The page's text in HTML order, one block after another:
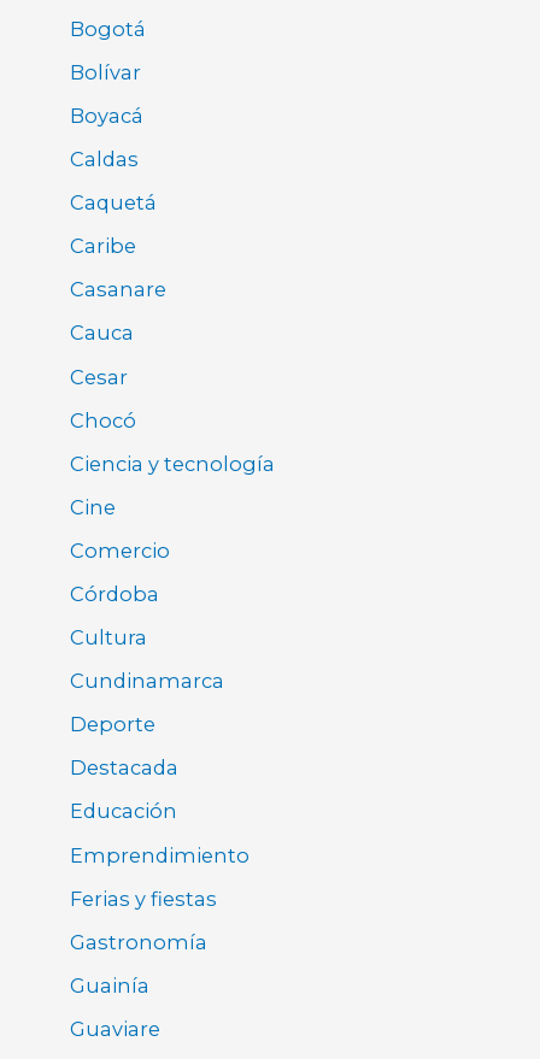
Bogotá
Bolívar
Boyacá
Caldas
Caquetá
Caribe
Casanare
Cauca
Cesar
Chocó
Ciencia y tecnología
Cine
Comercio
Córdoba
Cultura
Cundinamarca
Deporte
Destacada
Educación
Emprendimiento
Ferias y fiestas
Gastronomía
Guainía
Guaviare